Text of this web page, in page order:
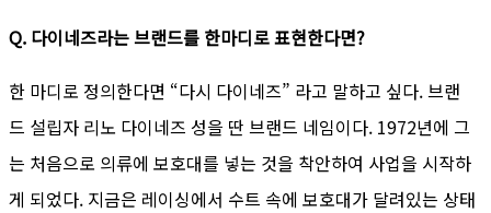
Q. 다이네즈라는 브랜드를 한마디로 표현한다면?
한 마디로 정의한다면 “다시 다이네즈” 라고 말하고 싶다. 브랜
드 설립자 리노 다이네즈 성을 딴 브랜드 네임이다. 1972년에 그
는 처음으로 의류에 보호대를 넣는 것을 착안하여 사업을 시작하
게 되었다. 지금은 레이싱에서 수트 속에 보호대가 달려있는 상태